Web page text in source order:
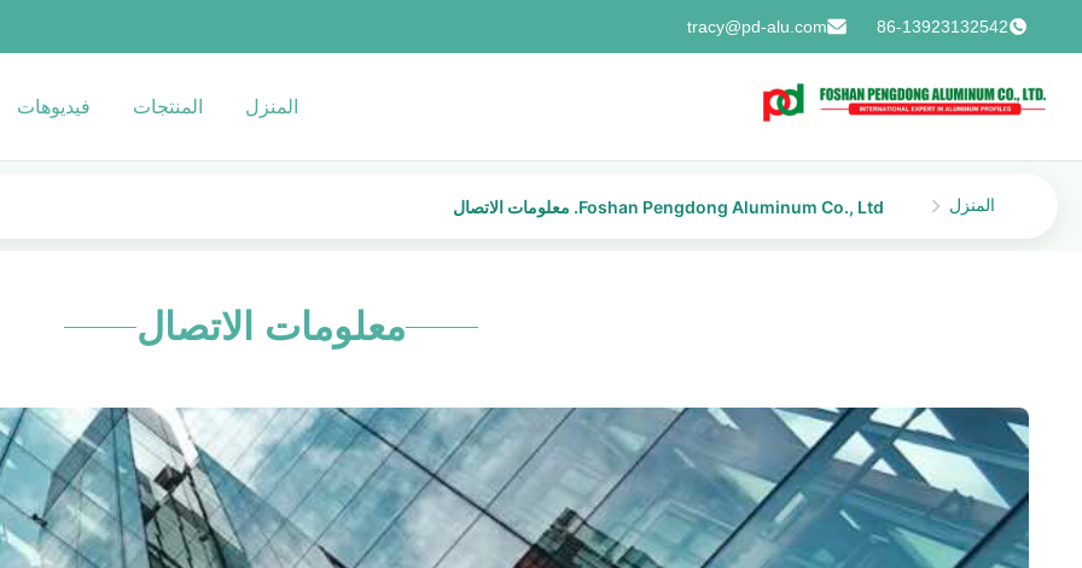
86-13923132542
tracy@pd-alu.com
المنزل المنتجات فيديوهات
المنزل Foshan Pengdong Aluminum Co., Ltd. معلومات الاتصال
معلومات الاتصال